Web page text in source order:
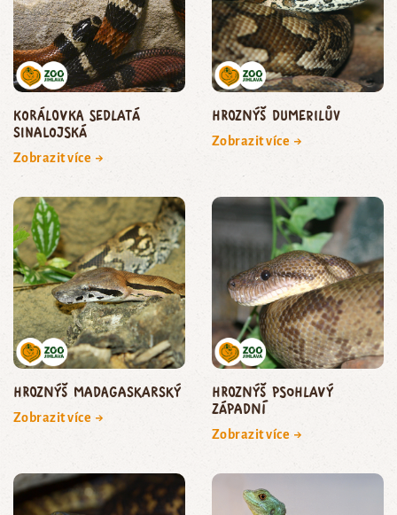
korálovka sedlatá
sinalojská
Zobrazit více →
hroznýš Dumerilův
Zobrazit více →
hroznýš madagaskarský
Zobrazit více →
hroznýš psohlavý
západní
Zobrazit více →